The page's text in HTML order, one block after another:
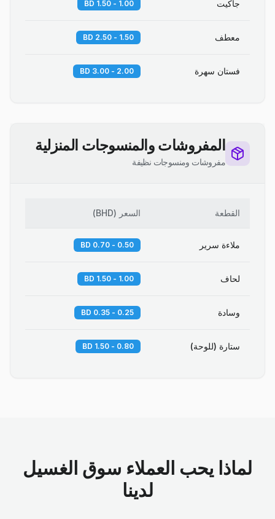
جاكيت 1.00 - 1.50 BD
معطف 1.50 - 2.50 BD
فستان سهرة 2.00 - 3.00 BD
المفروشات والمنسوجات المنزلية
مفروشات ومنسوجات نظيفة
القطعة السعر (
BHD
)
ملاءة سرير 0.50 - 0.70 BD
لحاف 1.00 - 1.50 BD
وسادة 0.25 - 0.35 BD
ستارة (للوحة) 0.80 - 1.50 BD
لماذا يحب العملاء سوق الغسيل
لدينا